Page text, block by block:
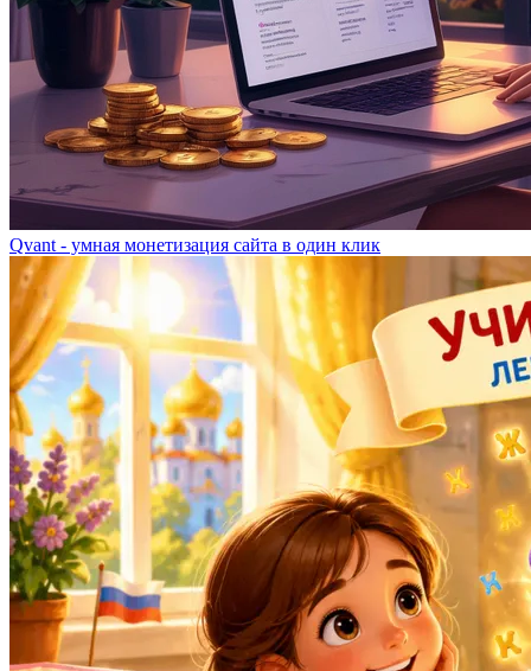
Qvant - умная монетизация сайта в один клик